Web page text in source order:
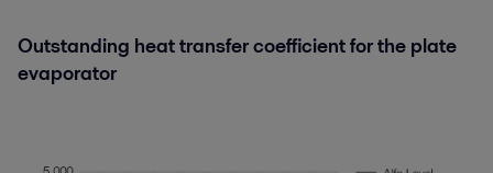
Outstanding heat transfer coefficient for the plate
evaporator